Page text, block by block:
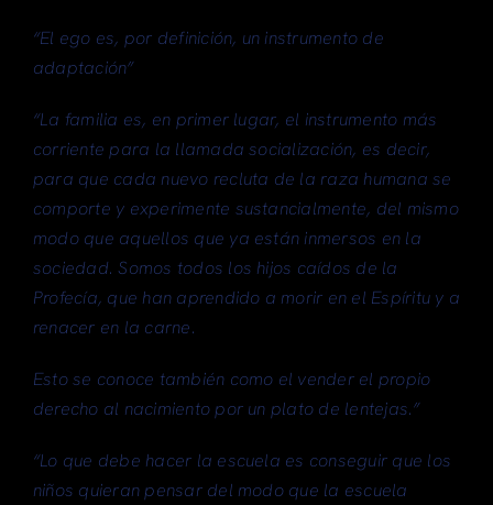
“El ego es, por definición, un instrumento de
adaptación”
“La familia es, en primer lugar, el instrumento más
corriente para la llamada socialización, es decir,
para que cada nuevo recluta de la raza humana se
comporte y experimente sustancialmente, del mismo
modo que aquellos que ya están inmersos en la
sociedad. Somos todos los hijos caídos de la
Profecía, que han aprendido a morir en el Espíritu y a
renacer en la carne.
Esto se conoce también como el vender el propio
derecho al nacimiento por un plato de lentejas.”
“Lo que debe hacer la escuela es conseguir que los
niños quieran pensar del modo que la escuela